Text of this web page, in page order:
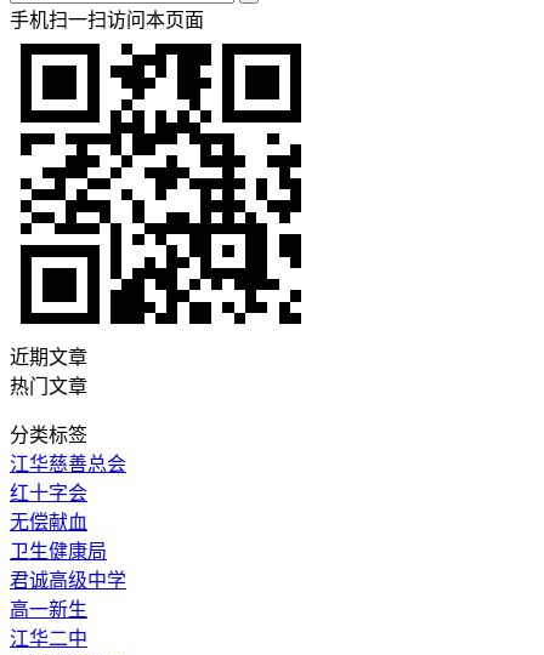
手机扫一扫访问本页面
近期文章
热门文章
分类标签
江华慈善总会
红十字会
无偿献血
卫生健康局
君诚高级中学
高一新生
江华二中